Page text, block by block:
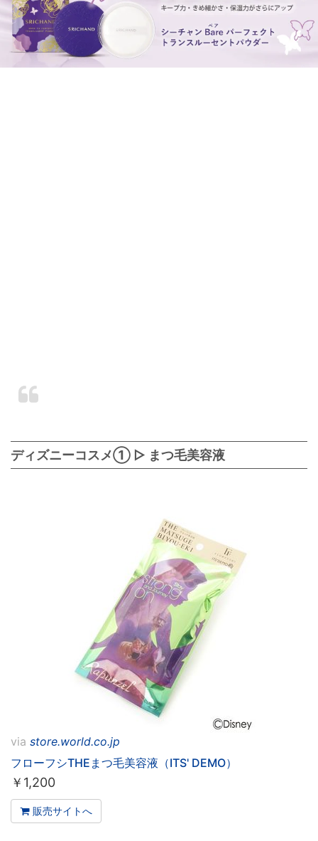
ディズニーコスメ① ▷ まつ毛美容液
via store.world.co.jp
フローフシTHEまつ毛美容液（ITS' DEMO）
￥ 1,200
販売サイトへ